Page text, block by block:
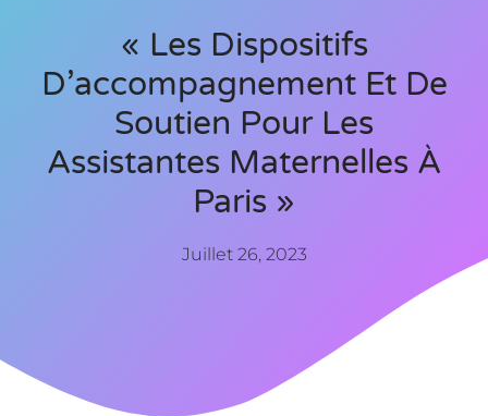
« Les Dispositifs
D’accompagnement Et De
Soutien Pour Les
Assistantes Maternelles À
Paris »
Juillet 26, 2023